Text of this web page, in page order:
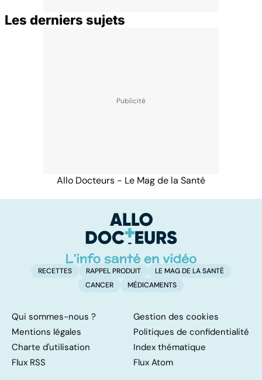
Les derniers sujets
Allo Docteurs - Le Mag de la Santé
RECETTES RAPPEL PRODUIT
LE MAG DE LA SANTÉ
CANCER
MÉDICAMENTS
Qui sommes-nous ?
Gestion des cookies
Mentions légales
Politiques de confidentialité
Charte d'utilisation
Index thématique
Flux RSS
Flux Atom